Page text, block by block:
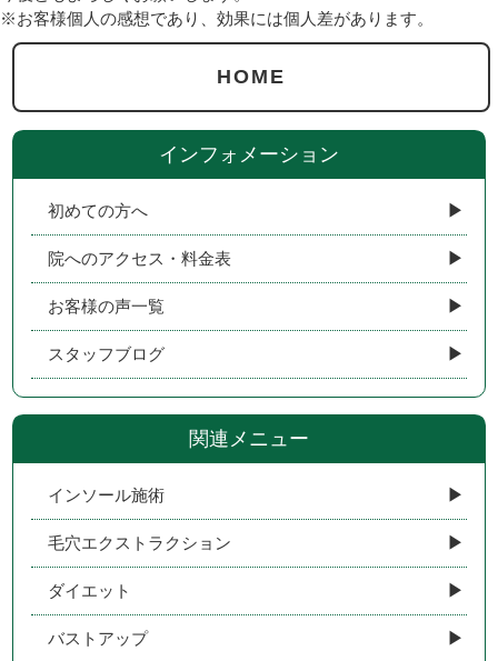
※お客様個人の感想であり、効果には個人差があります。
HOME
インフォメーション
初めての方へ
院へのアクセス・料金表
お客様の声一覧
スタッフブログ
関連メニュー
インソール施術
毛穴エクストラクション
ダイエット
バストアップ